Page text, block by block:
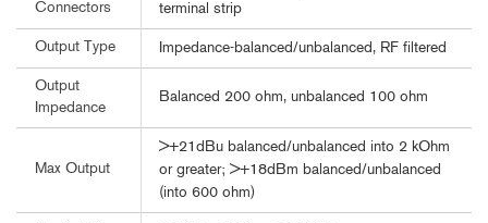
Connectors
terminal strip
Output Type Impedance-balanced/unbalanced, RF filtered
Output
Impedance
Balanced 200 ohm, unbalanced 100 ohm
Max Output
>+21dBu balanced/unbalanced into 2 kOhm
or greater; >+18dBm balanced/unbalanced
(into 600 ohm)